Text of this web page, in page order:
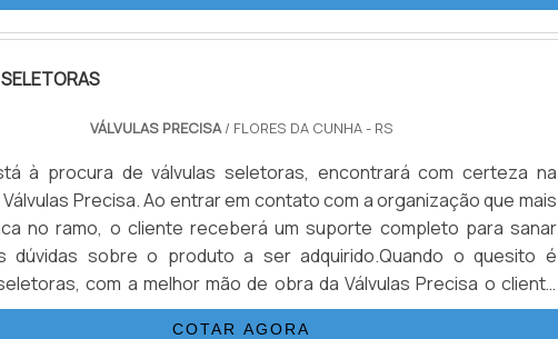
VÁLVULAS PRECISA / FLORES DA CUNHA - RS
à procura de válvulas seletoras, encontrará com certeza na
Precisa. Ao entrar em contato com a organização que mais
no ramo, o cliente receberá um suporte completo para sanar
dúvidas sobre o produto a ser adquirido.Quando o quesito é
com a melhor mão de obra da Válvulas Precisa o cliente
com excelente custo-benefício e atendimento eficaz em todo
COTAR AGORA